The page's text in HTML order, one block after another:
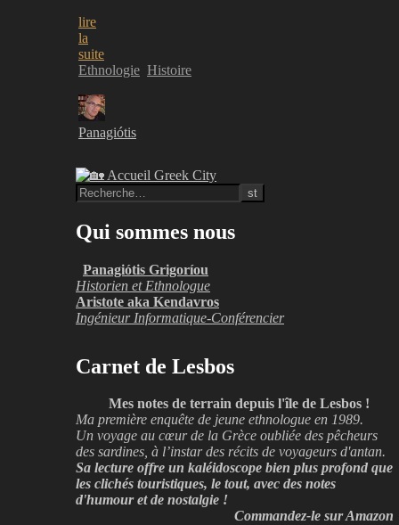
lire
la
suite
Ethnologie Histoire
Panagiótis
Qui sommes nous
Panagiótis Grigoríou
Historien et Ethnologue
Aristote aka Kendavros
Ingénieur Informatique-Conférencier
Carnet de Lesbos
Mes notes de terrain depuis l'île de Lesbos !
Ma première enquête de jeune ethnologue en 1989.
Un voyage au cœur de la Grèce oubliée des pêcheurs
des sardines, à l’instar des récits de voyageurs d'antan.
Sa lecture offre un kaléidoscope bien plus profond que
les clichés touristiques, le tout, avec des notes
d'humour et de nostalgie !
Commandez-le sur Amazon